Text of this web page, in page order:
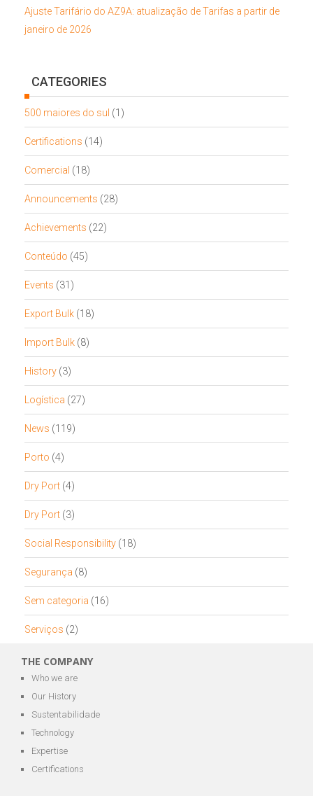
Ajuste Tarifário do AZ9A: atualização de Tarifas a partir de
janeiro de 2026
CATEGORIES
500 maiores do sul (1)
Certifications (14)
Comercial (18)
Announcements (28)
Achievements (22)
Conteúdo (45)
Events (31)
Export Bulk (18)
Import Bulk (8)
History (3)
Logística (27)
News (119)
Porto (4)
Dry Port (4)
Dry Port (3)
Social Responsibility (18)
Segurança (8)
Sem categoria (16)
Serviços (2)
THE COMPANY
Who we are
Our History
Sustentabilidade
Technology
Expertise
Certifications